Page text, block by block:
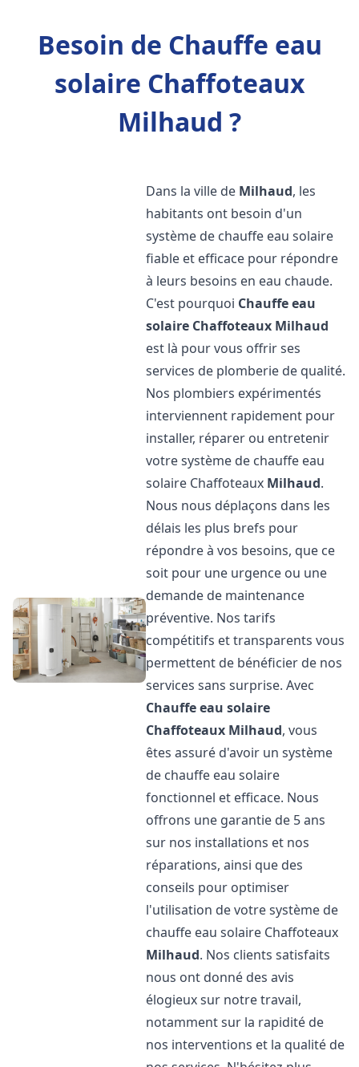
Besoin de Chauffe eau
solaire Chaffoteaux
Milhaud ?
Dans la ville de Milhaud, les
habitants ont besoin d'un
système de chauffe eau solaire
fiable et efficace pour répondre
à leurs besoins en eau chaude.
C'est pourquoi Chauffe eau
solaire Chaffoteaux Milhaud
est là pour vous offrir ses
services de plomberie de qualité.
Nos plombiers expérimentés
interviennent rapidement pour
installer, réparer ou entretenir
votre système de chauffe eau
solaire Chaffoteaux Milhaud.
Nous nous déplaçons dans les
délais les plus brefs pour
répondre à vos besoins, que ce
soit pour une urgence ou une
demande de maintenance
préventive. Nos tarifs
compétitifs et transparents vous
permettent de bénéficier de nos
services sans surprise. Avec
Chauffe eau solaire
Chaffoteaux Milhaud, vous
êtes assuré d'avoir un système
de chauffe eau solaire
fonctionnel et efficace. Nous
offrons une garantie de 5 ans
sur nos installations et nos
réparations, ainsi que des
conseils pour optimiser
l'utilisation de votre système de
chauffe eau solaire Chaffoteaux
Milhaud. Nos clients satisfaits
nous ont donné des avis
élogieux sur notre travail,
notamment sur la rapidité de
nos interventions et la qualité de